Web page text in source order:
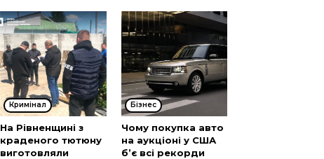
Кримінал
На Рівненщині з
краденого тютюну
виготовляли
Бізнес
Чому покупка авто
на аукціоні у США
б’є всі рекорди